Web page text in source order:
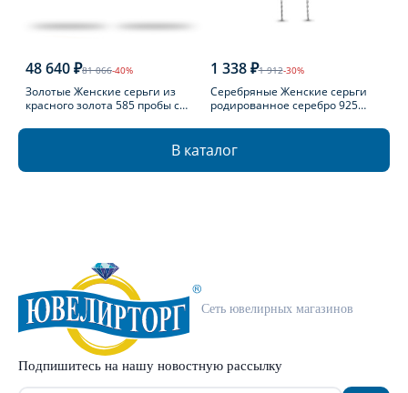
48 640 ₽81 066-40%
Золотые Женские серьги из
красного золота 585 пробы с
1 338 ₽1 912-30%
Серебряные Женские серьги
родированное серебро 925
В каталог
Сеть ювелирных магазинов
Подпишитесь на нашу новостную рассылку